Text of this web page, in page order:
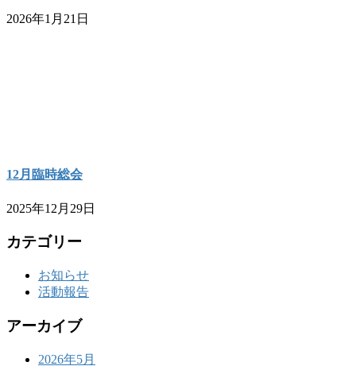
2026年1月21日
12月臨時総会
2025年12月29日
カテゴリー
お知らせ
活動報告
アーカイブ
2026年5月